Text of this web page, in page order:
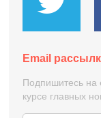
Email
Подпишитесь на
курсе главных